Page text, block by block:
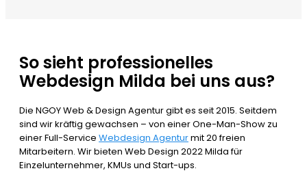
So sieht professionelles
Webdesign Milda bei uns aus?
Die NGOY Web & Design Agentur gibt es seit 2015. Seitdem
sind wir kräftig gewachsen – von einer One-Man-Show zu
einer Full-Service Webdesign Agenturmit 20 freien
Mitarbeitern. Wir bieten Web Design 2022 Milda für
Einzelunternehmer, KMUs und Start-ups.